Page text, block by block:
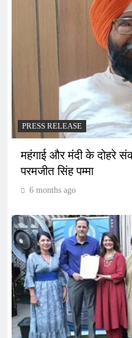
PRESS RELEASE
महंगाई और मंदी के दोहरे
परमजीत सिंह पम्मा
6 months ago